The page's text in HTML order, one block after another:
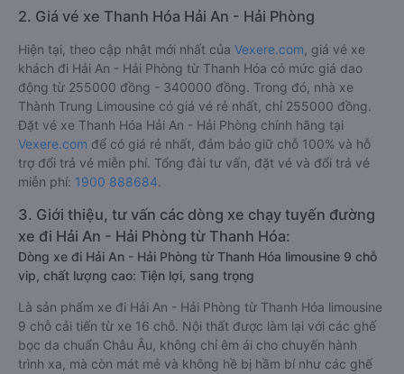
2. Giá vé xe Thanh Hóa Hải An - Hải Phòng
Hiện tại, theo cập nhật mới nhất của Vexere.com , giá vé xe
khách đi Hải An - Hải Phòng từ Thanh Hóa có mức giá dao
động từ 255000 đồng - 340000 đồng. Trong đó, nhà xe
Thành Trung Limousine có giá vé rẻ nhất, chỉ 255000 đồng.
Đặt vé xe Thanh Hóa Hải An - Hải Phòng chính hãng tại
Vexere.com để có giá rẻ nhất, đảm bảo giữ chỗ 100% và hỗ
trợ đổi trả vé miễn phí. Tổng đài tư vấn, đặt vé và đổi trả vé
miễn phí: 1900 888684.
3. Giới thiệu, tư vấn các dòng xe chạy tuyến đường
xe đi Hải An - Hải Phòng từ Thanh Hóa:
Dòng xe đi Hải An - Hải Phòng từ Thanh Hóa limousine 9 chỗ
vip, chất lượng cao: Tiện lợi, sang trọng
Là sản phẩm xe đi Hải An - Hải Phòng từ Thanh Hóa limousine
9 chỗ cải tiến từ xe 16 chỗ. Nội thất được làm lại với các ghế
bọc da chuẩn Châu Âu, không chỉ êm ái cho chuyến hành
trình xa, mà còn mát mẻ và không hề bị hầm bí như các ghế